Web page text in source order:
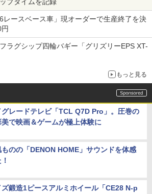
プタイムを記録
レースベース車」現オーダーで生産終了を決
ラグシップ四輪バギー「グリズリーEPS XT-
もっと見る
グレードテレビ「TCL Q7D Pro」。圧巻の
美で映画＆ゲームが極上体験に
ものの「DENON HOME」サウンドを体感
ズ鍛造1ピースアルミホイール「CE28 N-p